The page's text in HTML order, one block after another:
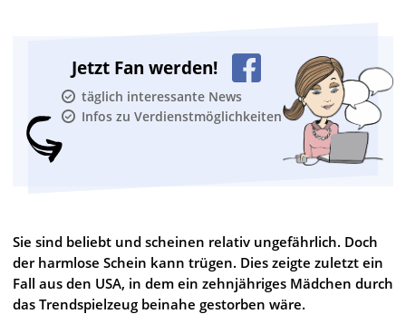
Jetzt Fan werden!
täglich interessante News
Infos zu Verdienstmöglichkeiten
Sie sind beliebt und scheinen relativ ungefährlich. Doch
der harmlose Schein kann trügen. Dies zeigte zuletzt ein
Fall aus den USA, in dem ein zehnjähriges Mädchen durch
das Trendspielzeug beinahe gestorben wäre.